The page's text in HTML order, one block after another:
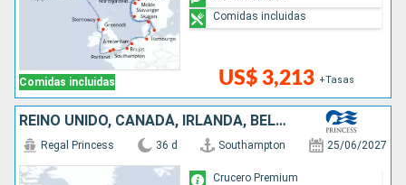
Comidas incluidas US$ 3,213 +Tasas
Comidas incluidas
REINO UNIDO, CANADÁ, IRLANDA, BÉLGICA, PAISES BAJOS, ALEMANIA, DINAMARCA, NORUEGA, ISLANDIA
Regal Princess 36 d Southampton 25/06/2027
Crucero Premium